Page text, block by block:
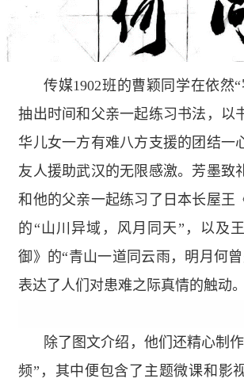
传媒1902班的曹颖同学在依然“
抽出时间和父亲一起练习书法，以
华儿女一方有难八方支援的团结一
友人援助武汉的无限感激。芳墨致
和他的父亲一起练习了日本长屋王
的“山川异域，风月同天”，以及
御》的“青山一道同云雨，明月何
表达了人们对患难之际真情的触动。
除了图文介绍，他们还精心制
频”，其中便包含了主题微课和影